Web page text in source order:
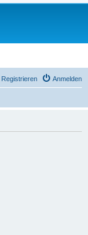
Anmelden
Registrieren